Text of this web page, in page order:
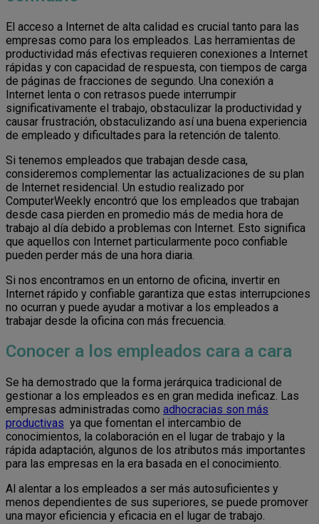
El acceso a Internet de alta calidad es crucial tanto para las
empresas como para los empleados. Las herramientas de
productividad más efectivas requieren conexiones a Internet
rápidas y con capacidad de respuesta, con tiempos de carga
de páginas de fracciones de segundo. Una conexión a
Internet lenta o con retrasos puede interrumpir
significativamente el trabajo, obstaculizar la productividad y
causar frustración, obstaculizando así una buena experiencia
de empleado y dificultades para la retención de talento.
Si tenemos empleados que trabajan desde casa,
consideremos complementar las actualizaciones de su plan
de Internet residencial. Un estudio realizado por
ComputerWeekly encontró que los empleados que trabajan
desde casa pierden en promedio más de media hora de
trabajo al día debido a problemas con Internet. Esto significa
que aquellos con Internet particularmente poco confiable
pueden perder más de una hora diaria.
Si nos encontramos en un entorno de oficina, invertir en
Internet rápido y confiable garantiza que estas interrupciones
no ocurran y puede ayudar a motivar a los empleados a
trabajar desde la oficina con más frecuencia.
Conocer a los empleados cara a cara
Se ha demostrado que la forma jerárquica tradicional de
gestionar a los empleados es en gran medida ineficaz. Las
empresas administradas como adhocracias son más
productivas ya que fomentan el intercambio de
conocimientos, la colaboración en el lugar de trabajo y la
rápida adaptación, algunos de los atributos más importantes
para las empresas en la era basada en el conocimiento.
Al alentar a los empleados a ser más autosuficientes y
menos dependientes de sus superiores, se puede promover
una mayor eficiencia y eficacia en el lugar de trabajo.